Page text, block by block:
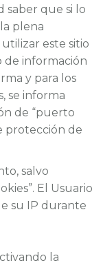
saber que si lo
plena
este sitio
de información
y para los
se informa
de “puerto
protección de
salvo
El Usuario
su IP durante
la